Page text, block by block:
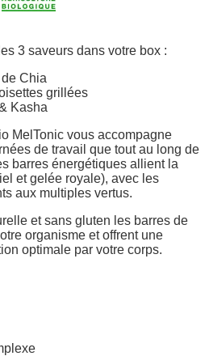
3 saveurs dans votre box :
Chia
grillées
Kasha
MelTonic vous accompagne
de travail que tout au long de
barres énergétiques allient la
et gelée royale), avec les
aux multiples vertus.
et sans gluten les barres de
organisme et offrent une
optimale par votre corps.